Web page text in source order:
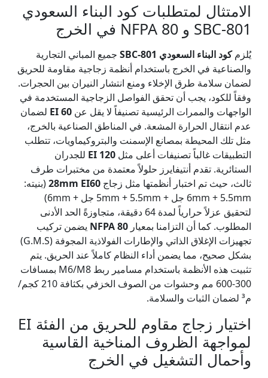
الامتثال لمتطلبات كود البناء السعودي
SBC-801 و NFPA 80 في الخرج
يُلزمكود البناء السعودي SBC-801
جميع المباني التجارية
والصناعية في الخرج باستخدام أنظمة زجاجية مقاومة للحريق
لضمان سلامة طرق الإخلاء ومنع انتشار النيران بين الحجرات.
وفقاً للكود، يجب أن تحقق الفواصل الزجاجية المستخدمة في
الواجهات والممرات الرئيسية تصنيفاً لا يقل عن EI 60 لضمان
عدم انتقال الحرارة المشعة. في المناطق الصناعية بالخرج،
مثل تلك المحيطة بمصانع الإسمنت والبتروكيماويات، تتطلب
التطبيقات غالباً تصنيفات أعلى مثل EI 120 للجدران
الستائرية. تقدم أنتيفايرز حلولاً معتمدة من مختبرات طرف
ثالث، حيث تم اختبار أنظمتها مثل زجاج 28mm EI60(بنيته:
6mm + 5.5mm جل + 5mm + 5.5mm جل + 6mm)
لتحقيق عزلاً حرارياً لمدة 64 دقيقة، متجاوزةً الحد الأدنى
المطلوب. كما أن التزامنا بمعيار NFPA 80 يضمن تركيب
تجهيزات الإغلاق الذاتي والإطارات الفولاذية المجوفة (G.M.S)
بشكل صحيح، مما يضمن أداء النظام كاملاً عند الحريق. يتم
تثبيت هذه الأنظمة باستخدام مسامير ربط M6/M8 بمسافات
300-600 مم وحشوات من الصوف الخزفي بكثافة 210 كجم/
م³ لضمان الثبات والسلامة.
اختيار زجاج مقاوم للحريق من الفئة EI
لمواجهة الظروف المناخية القاسية
وأحمال التشغيل في الخرج